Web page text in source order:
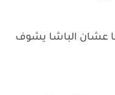
عشان الباشا يشوف